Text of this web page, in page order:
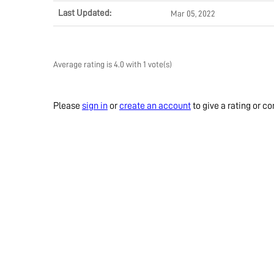
Last Updated: Mar 05, 2022
Average rating is 4.0 with 1 vote(s)
Please sign in or create an accountto give a rating or